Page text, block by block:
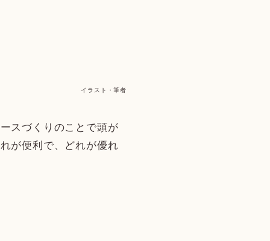
イラスト・筆者
スづくりのことで頭が
が便利で、どれが優れ